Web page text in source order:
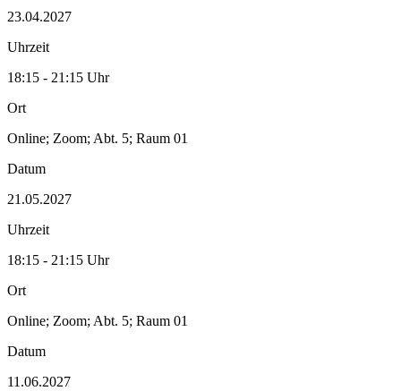
23.04.2027
Uhrzeit
18:15 - 21:15 Uhr
Ort
Online; Zoom; Abt. 5; Raum 01
Datum
21.05.2027
Uhrzeit
18:15 - 21:15 Uhr
Ort
Online; Zoom; Abt. 5; Raum 01
Datum
11.06.2027